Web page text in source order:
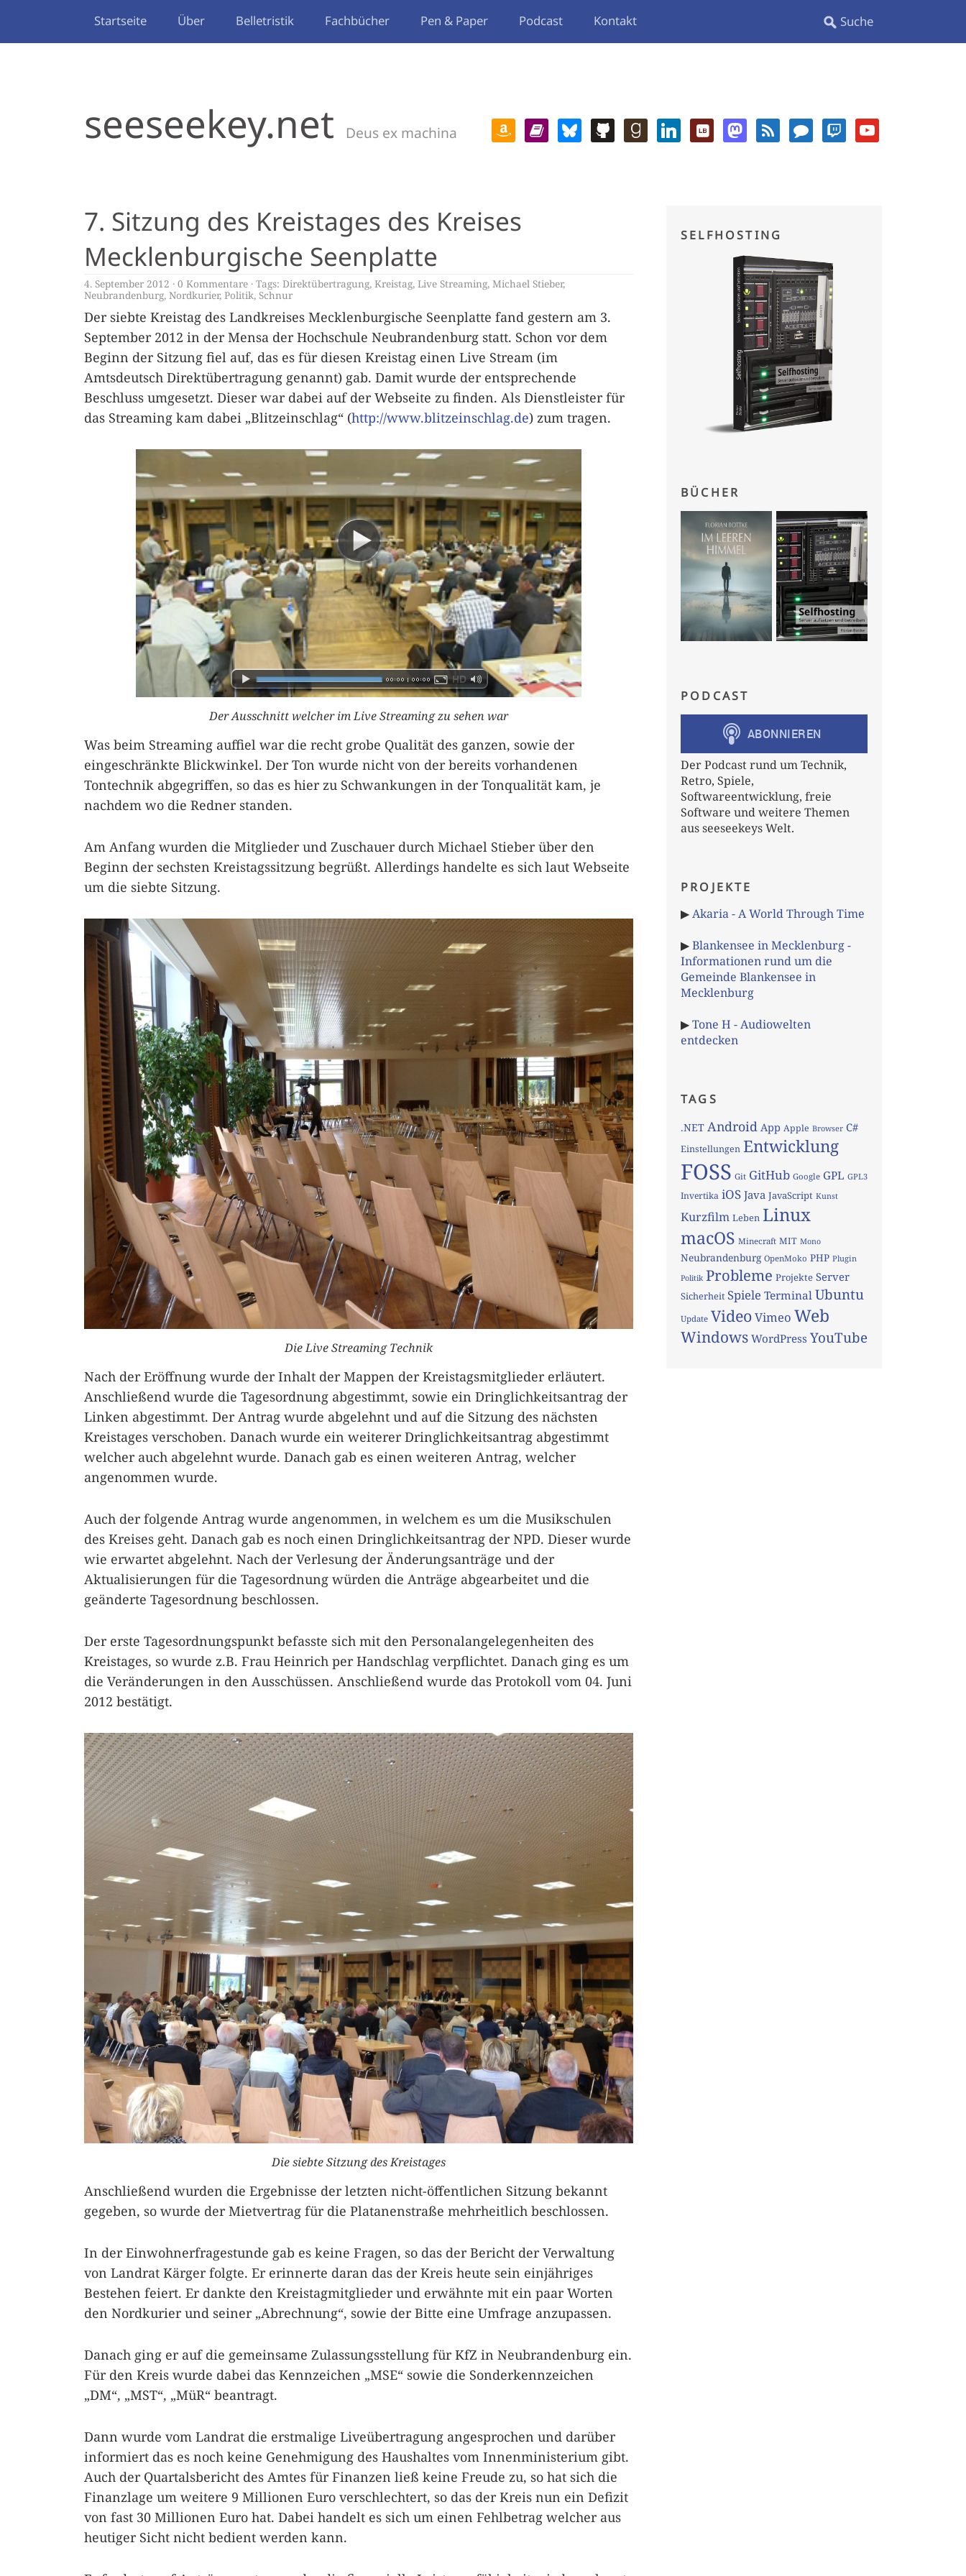
Startseite Über Belletristik Fachbücher Pen & Paper Podcast Kontakt
seeseekey.net Deus ex machina
7. Sitzung des Kreistages des Kreises
Mecklenburgische Seenplatte
4. September 2012 0 Kommentare Tags: Direktübertragung, Kreistag, Live Streaming, Michael Stieber,
Neubrandenburg, Nordkurier, Politik, Schnur
Der siebte Kreistag des Landkreises Mecklenburgische Seenplatte fand gestern am 3.
September 2012 in der Mensa der Hochschule Neubrandenburg statt. Schon vor dem
Beginn der Sitzung fiel auf, das es für diesen Kreistag einen Live Stream (im
Amtsdeutsch Direktübertragung genannt) gab. Damit wurde der entsprechende
Beschluss umgesetzt. Dieser war dabei auf der Webseite zu finden. Als Dienstleister für
das Streaming kam dabei „Blitzeinschlag“ (http://www.blitzeinschlag.de) zum tragen.
Der Ausschnitt welcher im Live Streaming zu sehen war
Was beim Streaming auffiel war die recht grobe Qualität des ganzen, sowie der
eingeschränkte Blickwinkel. Der Ton wurde nicht von der bereits vorhandenen
Tontechnik abgegriffen, so das es hier zu Schwankungen in der Tonqualität kam, je
nachdem wo die Redner standen.
Am Anfang wurden die Mitglieder und Zuschauer durch Michael Stieber über den
Beginn der sechsten Kreistagssitzung begrüßt. Allerdings handelte es sich laut Webseite
um die siebte Sitzung.
Die Live Streaming Technik
Nach der Eröffnung wurde der Inhalt der Mappen der Kreistagsmitglieder erläutert.
Anschließend wurde die Tagesordnung abgestimmt, sowie ein Dringlichkeitsantrag der
Linken abgestimmt. Der Antrag wurde abgelehnt und auf die Sitzung des nächsten
Kreistages verschoben. Danach wurde ein weiterer Dringlichkeitsantrag abgestimmt
welcher auch abgelehnt wurde. Danach gab es einen weiteren Antrag, welcher
angenommen wurde.
Auch der folgende Antrag wurde angenommen, in welchem es um die Musikschulen
des Kreises geht. Danach gab es noch einen Dringlichkeitsantrag der NPD. Dieser wurde
wie erwartet abgelehnt. Nach der Verlesung der Änderungsanträge und der
Aktualisierungen für die Tagesordnung würden die Anträge abgearbeitet und die
geänderte Tagesordnung beschlossen.
Der erste Tagesordnungspunkt befasste sich mit den Personalangelegenheiten des
Kreistages, so wurde z.B. Frau Heinrich per Handschlag verpflichtet. Danach ging es um
die Veränderungen in den Ausschüssen. Anschließend wurde das Protokoll vom 04. Juni
2012 bestätigt.
Die siebte Sitzung des Kreistages
Anschließend wurden die Ergebnisse der letzten nicht-öffentlichen Sitzung bekannt
gegeben, so wurde der Mietvertrag für die Platanenstraße mehrheitlich beschlossen.
In der Einwohnerfragestunde gab es keine Fragen, so das der Bericht der Verwaltung
von Landrat Kärger folgte. Er erinnerte daran das der Kreis heute sein einjähriges
Bestehen feiert. Er dankte den Kreistagmitglieder und erwähnte mit ein paar Worten
den Nordkurier und seiner „Abrechnung“, sowie der Bitte eine Umfrage anzupassen.
Danach ging er auf die gemeinsame Zulassungsstellung für KfZ in Neubrandenburg ein.
Für den Kreis wurde dabei das Kennzeichen „MSE“ sowie die Sonderkennzeichen
„DM“, „MST“, „MüR“ beantragt.
Dann wurde vom Landrat die erstmalige Liveübertragung angesprochen und darüber
informiert das es noch keine Genehmigung des Haushaltes vom Innenministerium gibt.
Auch der Quartalsbericht des Amtes für Finanzen ließ keine Freude zu, so hat sich die
Finanzlage um weitere 9 Millionen Euro verschlechtert, so das der Kreis nun ein Defizit
von fast 30 Millionen Euro hat. Dabei handelt es sich um einen Fehlbetrag welcher aus
heutiger Sicht nicht bedient werden kann.
SELFHOSTING
BÜCHER
PODCAST
Der Podcast rund um Technik,
Retro, Spiele,
Softwareentwicklung, freie
Software und weitere Themen
aus seeseekeys Welt.
PROJEKTE
▶Akaria - A World Through Time
▶Blankensee in Mecklenburg -
Informationen rund um die
Gemeinde Blankensee in
Mecklenburg
▶Tone H - Audiowelten
entdecken
TAGS
.NET Android App Apple Browser C#
Einstellungen Entwicklung
FOSS Git GitHub Google GPL GPL3
Invertika iOS Java JavaScript Kunst
Kurzfilm Leben Linux
macOS Minecraft MIT Mono
Neubrandenburg OpenMoko PHP Plugin
Politik Probleme Projekte Server
Sicherheit Spiele TerminalUbuntu
Update VideoVimeo Web
Windows WordPress YouTube